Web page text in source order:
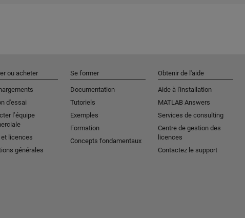
ou acheter
d'essai
l’équipe
licences
générales
Se former
Documentation
Tutoriels
Exemples
Formation
Concepts fondamentaux
Obtenir de l'aide
Aide à l'installation
MATLAB Answers
Services de consulting
Centre de gestion des
licences
Contactez le support